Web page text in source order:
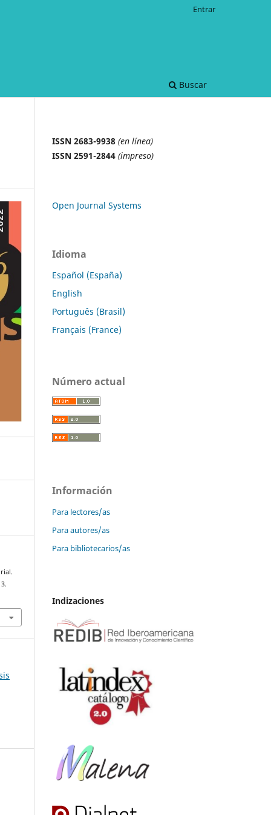
Buscar
Entrar
ISSN 2683-9938 (en línea)
ISSN 2591-2844 (impreso)
Open Journal Systems
Idioma
Español (España)
English
Português (Brasil)
Français (France)
Número actual
Información
Para lectores/as
Para autores/as
Para bibliotecarios/as
Indizaciones